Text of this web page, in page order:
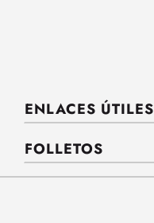
ENLACES ÚTILES
FOLLETOS